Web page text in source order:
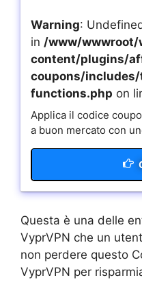
Warning:
in /www/wwwroot/
content/plugins/
coupons/
functions.php on
Applica il codice
a buon mercato con
Questa è una delle
VyprVPN che un
non perdere questo
VyprVPN per